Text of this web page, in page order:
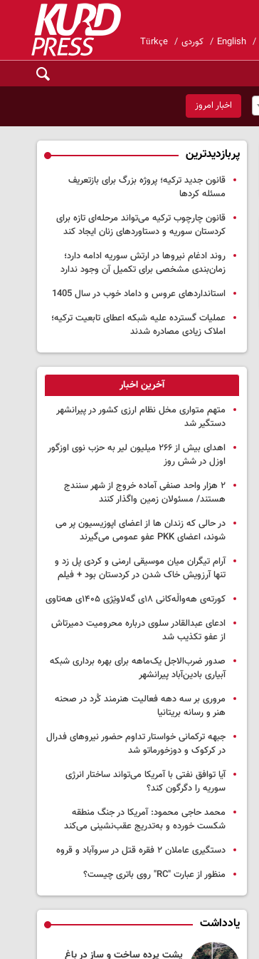
English کوردی Türkçe
اخبار امروز
پربازدیدترین
قانون جدید ترکیه؛ پروژه بزرگ‌ برای بازتعریف
مسئله کردها
قانون چارچوب ترکیه می‌تواند مرحله‌ای تازه برای
کردستان سوریه و دستاوردهای زنان ایجاد کند
روند ادغام نیروها در ارتش سوریه ادامه دارد؛
زمان‌بندی مشخصی برای تکمیل آن وجود ندارد
استانداردهای عروس و داماد خوب در سال 1405
عملیات گسترده علیه شبکه اعطای تابعیت ترکیه؛
املاک زیادی مصادره شدند
آخرین اخبار
متهم متواری مخل نظام ارزی کشور در پیرانشهر
دستگیر شد
اهدای بیش از ۲۶۶ میلیون لیر به حزب نوی اوزگور
اوزل در شش روز
۲ هزار واحد صنفی آماده خروج از شهر سنندج
هستند/ مسئولان زمین واگذار کنند
در حالی که زندان ها از اعضای اپوزیسیون پر می
شوند، اعضای PKK عفو عمومی می‌گیرند
آرام تیگران میان موسیقی ارمنی و کردی پل زد و
تنها آرزویش خاک شدن در کردستان بود + فیلم
کورتەی هەواڵەکانی ۱۸ی گەلاوێژی ۱۴۰۵ی هەتاوی
ادعای عبدالقادر سلوی درباره محرومیت دمیرتاش
از عفو تکذیب شد
صدور ضرب‌الاجل یک‌ماهه برای بهره برداری شبکه
آبیاری بادین‌آباد پیرانشهر
مروری بر سه دهه فعالیت هنرمند کُرد در صحنه
هنر و رسانه بریتانیا
جبهه ترکمانی خواستار تداوم حضور نیروهای فدرال
در کرکوک و دوزخورماتو شد
آیا توافق نفتی با آمریکا می‌تواند ساختار انرژی
سوریه را دگرگون کند؟
محمد حاجی محمود: آمریکا در جنگ منطقه
شکست خورده و به‌تدریج عقب‌نشینی می‌کند
دستگیری عاملان ۲ فقره قتل در سروآباد و قروه
منظور از عبارت "RC" روی باتری چیست؟
یادداشت
پشت پرده ساخت و ساز در باغ